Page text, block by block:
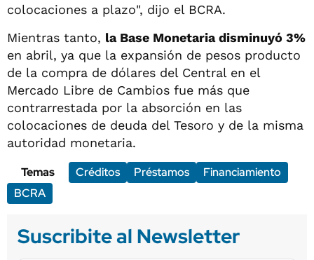
colocaciones a plazo", dijo el BCRA.
Mientras tanto, la Base Monetaria disminuyó 3%
en abril, ya que la expansión de pesos producto
de la compra de dólares del Central en el
Mercado Libre de Cambios fue más que
contrarrestada por la absorción en las
colocaciones de deuda del Tesoro y de la misma
autoridad monetaria.
Temas
Créditos Préstamos
Financiamiento
BCRA
Suscribite al Newsletter